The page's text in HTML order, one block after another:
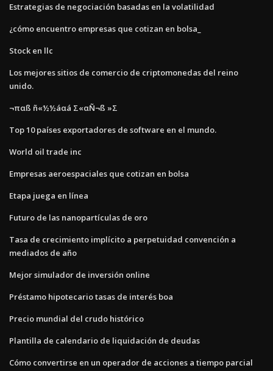
Estrategias de negociación basadas en la volatilidad
¿cómo encuentro empresas que cotizan en bolsa_
Stock en llc
Los mejores sitios de comercio de criptomonedas del reino
unido.
¬παß ñ«½½áαá Σ«αÑ¬ß »Σ
Top 10 países exportadores de software en el mundo.
World oil trade inc
Empresas aeroespaciales que cotizan en bolsa
Etapa juega en línea
Futuro de las nanopartículas de oro
Tasa de crecimiento implícito a perpetuidad convención a
mediados de año
Mejor simulador de inversión online
Préstamo hipotecario tasas de interés boa
Precio mundial del crudo histórico
Plantilla de calendario de liquidación de deudas
Cómo convertirse en un operador de acciones a tiempo parcial